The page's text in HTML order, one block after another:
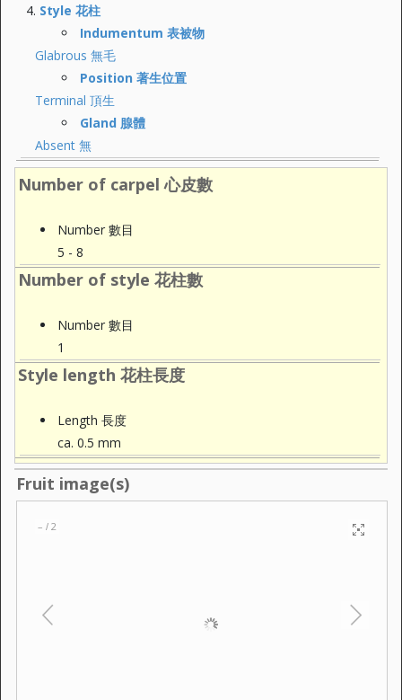
Style 花柱
Indumentum 表被物
Glabrous 無毛
Position 著生位置
Terminal 頂生
Gland 腺體
Absent 無
Number of carpel 心皮數
Number 數目
5 - 8
Number of style 花柱數
Number 數目
1
Style length 花柱長度
Length 長度
ca. 0.5 mm
Fruit image(s)
– / 2